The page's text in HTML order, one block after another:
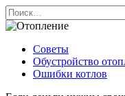
Перейти
к
Search
for:
Советы
Обустройство
Ошибки котлов